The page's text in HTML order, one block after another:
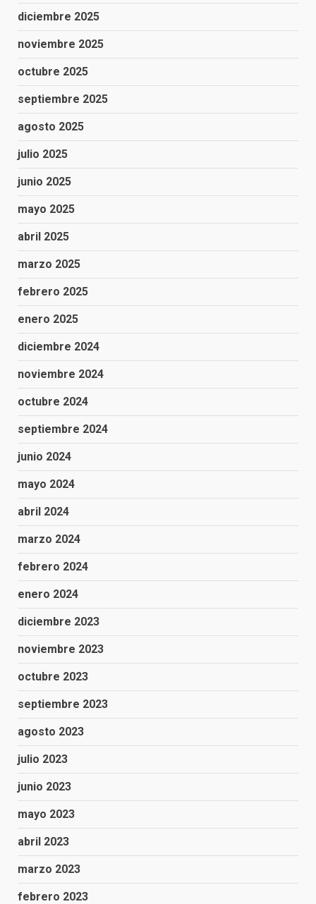
diciembre 2025
noviembre 2025
octubre 2025
septiembre 2025
agosto 2025
julio 2025
junio 2025
mayo 2025
abril 2025
marzo 2025
febrero 2025
enero 2025
diciembre 2024
noviembre 2024
octubre 2024
septiembre 2024
junio 2024
mayo 2024
abril 2024
marzo 2024
febrero 2024
enero 2024
diciembre 2023
noviembre 2023
octubre 2023
septiembre 2023
agosto 2023
julio 2023
junio 2023
mayo 2023
abril 2023
marzo 2023
febrero 2023